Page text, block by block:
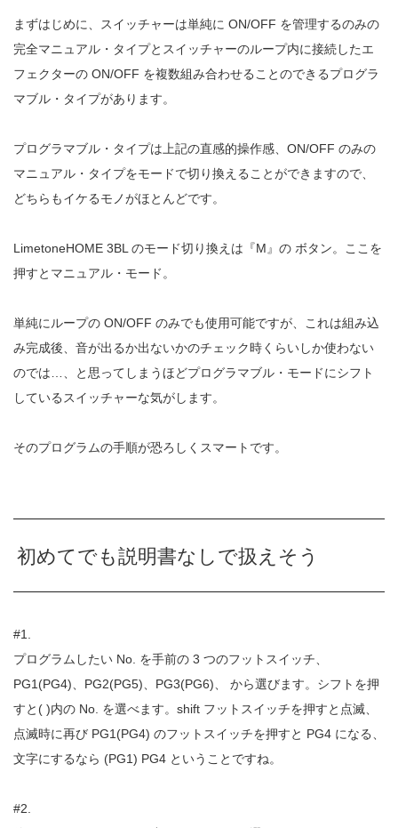
まずはじめに、スイッチャーは単純に ON/OFF を管理するのみの
完全マニュアル・タイプとスイッチャーのループ内に接続したエ
フェクターの ON/OFF を複数組み合わせることのできるプログラ
マブル・タイプがあります。
プログラマブル・タイプは上記の直感的操作感、ON/OFF のみの
マニュアル・タイプをモードで切り換えることができますので、
どちらもイケるモノがほとんどです。
LimetoneHOME 3BL のモード切り換えは『M』の ボタン。ここを
押すとマニュアル・モード。
単純にループの ON/OFF のみでも使用可能ですが、これは組み込
み完成後、音が出るか出ないかのチェック時くらいしか使わない
のでは…、と思ってしまうほどプログラマブル・モードにシフト
しているスイッチャーな気がします。
そのプログラムの手順が恐ろしくスマートです。
初めてでも説明書なしで扱えそう
#1.
プログラムしたい No. を手前の 3 つのフットスイッチ、
PG1(PG4)、PG2(PG5)、PG3(PG6)、 から選びます。シフトを押
すと( )内の No. を選べます。shift フットスイッチを押すと点滅、
点滅時に再び PG1(PG4) のフットスイッチを押すと PG4 になる、
文字にするなら (PG1) PG4 ということですね。
#2.